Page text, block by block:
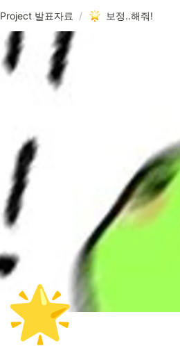
Project 발표자료 / 보정..해줘!
🌟